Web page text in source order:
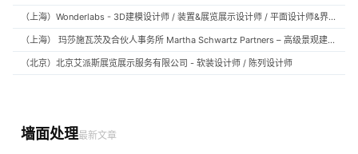
（上海）Wonderlabs - 3D建模设计师 / 装置&展览展示设计师 / 平面设计师&界面设计方向
（上海） 玛莎施瓦茨及合伙人事务所 Martha Schwartz Partners – 高级景观建筑师 Senior Landscape Designer / 景观建筑师 Landscape Designer
（北京）北京艾派斯展览展示服务有限公司 - 软装设计师 / 陈列设计师
墙面处理最新文章